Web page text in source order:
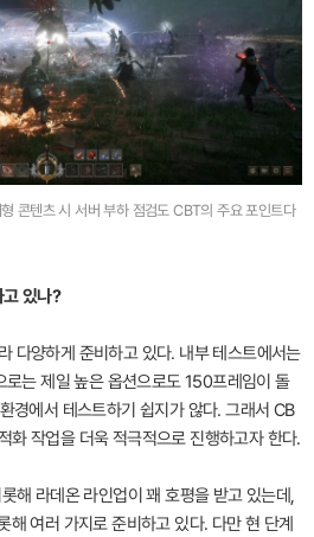
콘텐츠 시 서버 부하 점검도 CBT의 주요 포인트다
있나?
다양하게 준비하고 있다. 내부 테스트에서는
는 제일 높은 옵션으로도 150프레임이 돌
경에서 테스트하기 쉽지가 않다. 그래서 CB
화 작업을 더욱 적극적으로 진행하고자 한다.
해 라데온 라인업이 꽤 호평을 받고 있는데,
여러 가지로 준비하고 있다. 다만 현 단계